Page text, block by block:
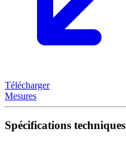
Télécharger
Mesures
Spécifications techniques